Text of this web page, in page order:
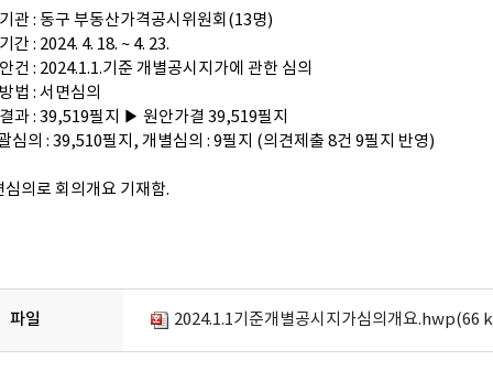
관 : 동구 부동산가격공시위원회(13명)
간 : 2024. 4. 18. ~ 4. 23.
건 : 2024.1.1.기준 개별공시지가에 관한 심의
법 : 서면심의
과 : 39,519필지 ▶ 원안가결 39,519필지
의 : 39,510필지, 개별심의 : 9필지 (의견제출 8건 9필지 반영)
의로 회의개요 기재함.
파일 2024.1.1기준개별공시지가심의개요.hwp(66